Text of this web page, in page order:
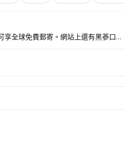
全球免費郵寄。網站上還有黑蔘口服